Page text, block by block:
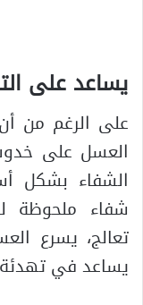
يساعد على
على الرغم من
العسل على
الشفاء بشكل
شفاء ملحوظة
تعالج، يسرع
يساعد في تهدئة